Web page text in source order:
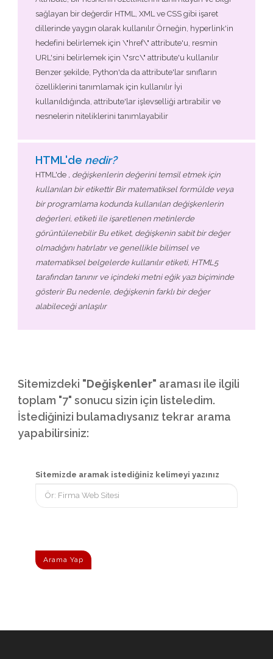
sağlayan bir değerdir HTML, XML ve CSS gibi işaret
dillerinde yaygın olarak kullanılır Örneğin, hyperlink'in
hedefini belirlemek için \"href\" attribute'u, resmin
URL'sini belirlemek için \"src\" attribute'u kullanılır
Benzer şekilde, Python'da da attribute'lar sınıfların
özelliklerini tanımlamak için kullanılır İyi
kullanıldığında, attribute'lar işlevselliği artırabilir ve
nesnelerin niteliklerini tanımlayabilir
HTML'de nedir?
HTML'de , değişkenlerin değerini temsil etmek için
kullanılan bir etikettir Bir matematiksel formülde veya
bir programlama kodunda kullanılan değişkenlerin
değerleri, etiketi ile işaretlenen metinlerde
görüntülenebilir Bu etiket, değişkenin sabit bir değer
olmadığını hatırlatır ve genellikle bilimsel ve
matematiksel belgelerde kullanılır etiketi, HTML5
tarafından tanınır ve içindeki metni eğik yazı biçiminde
gösterir Bu nedenle, değişkenin farklı bir değer
alabileceği anlaşılır
Sitemizdeki "Değişkenler" araması ile ilgili
toplam "7" sonucu sizin için listeledim.
İstediğinizi bulamadıysanız tekrar arama
yapabilirsiniz:
Sitemizde aramak istediğiniz kelimeyi yazınız
Arama Yap